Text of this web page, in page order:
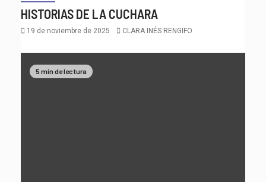
HISTORIAS DE LA CUCHARA
19 de noviembre de 2025 CLARA INÉS RENGIFO
5 min de lectura